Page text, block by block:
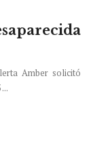
Amber solicitó